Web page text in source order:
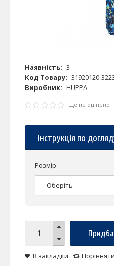
Наявність: 3
Код Товару: 31920120-
Виробник: HUPPA
Ще не оцінено
Інструкція по
Розмір
В закладки Порівняти